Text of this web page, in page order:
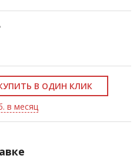
В ОДИН КЛИК
в месяц